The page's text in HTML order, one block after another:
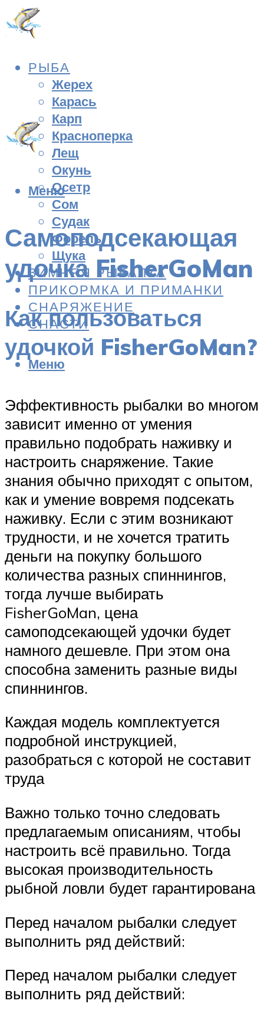
РЫБА
Жерех
Карась
Карп
Красноперка
Лещ
Окунь
Осетр
Сом
Судак
Форель
Щука
ЗИМНЯЯ РЫБАЛКА
ПРИКОРМКА И ПРИМАНКИ
СНАРЯЖЕНИЕ
СНАСТИ
Меню
Меню
Самоподсекающая
удочка FisherGoMan
Как пользоваться
удочкой FisherGoMan?
Эффективность рыбалки во многом
зависит именно от умения
правильно подобрать наживку и
настроить снаряжение. Такие
знания обычно приходят с опытом,
как и умение вовремя подсекать
наживку. Если с этим возникают
трудности, и не хочется тратить
деньги на покупку большого
количества разных спиннингов,
тогда лучше выбирать
FisherGoMan, цена
самоподсекающей удочки будет
намного дешевле. При этом она
способна заменить разные виды
спиннингов.
Каждая модель комплектуется
подробной инструкцией,
разобраться с которой не составит
труда
Важно только точно следовать
предлагаемым описаниям, чтобы
настроить всё правильно. Тогда
высокая производительность
рыбной ловли будет гарантирована
Перед началом рыбалки следует
выполнить ряд действий:
Перед началом рыбалки следует
выполнить ряд действий: